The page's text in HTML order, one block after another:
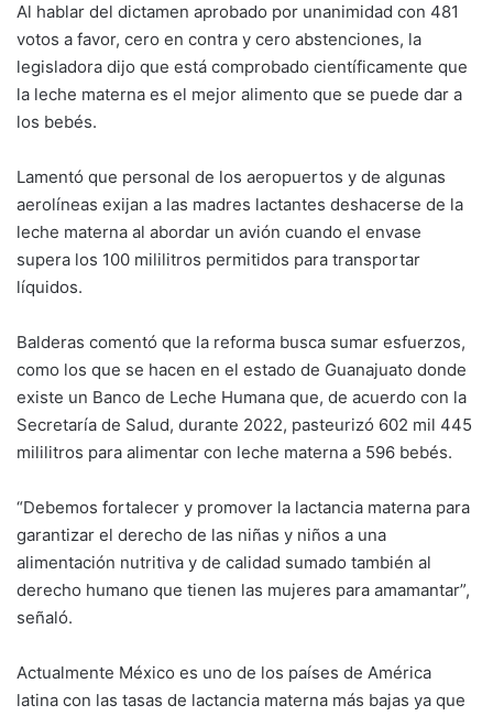
Al hablar del dictamen aprobado por unanimidad con 481
votos a favor, cero en contra y cero abstenciones, la
legisladora dijo que está comprobado científicamente que
la leche materna es el mejor alimento que se puede dar a
los bebés.
Lamentó que personal de los aeropuertos y de algunas
aerolíneas exijan a las madres lactantes deshacerse de la
leche materna al abordar un avión cuando el envase
supera los 100 mililitros permitidos para transportar
líquidos.
Balderas comentó que la reforma busca sumar esfuerzos,
como los que se hacen en el estado de Guanajuato donde
existe un Banco de Leche Humana que, de acuerdo con la
Secretaría de Salud, durante 2022, pasteurizó 602 mil 445
mililitros para alimentar con leche materna a 596 bebés.
“Debemos fortalecer y promover la lactancia materna para
garantizar el derecho de las niñas y niños a una
alimentación nutritiva y de calidad sumado también al
derecho humano que tienen las mujeres para amamantar”,
señaló.
Actualmente México es uno de los países de América
latina con las tasas de lactancia materna más bajas ya que